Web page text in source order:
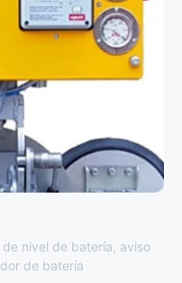
nivel de batería, aviso
de batería